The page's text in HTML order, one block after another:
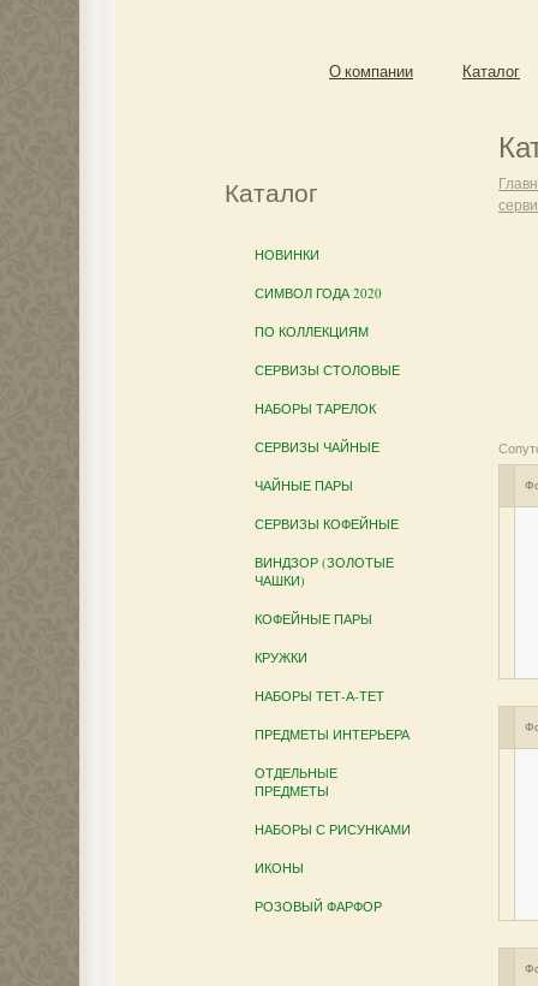
О компании Каталог
Каталог
НОВИНКИ
СИМВОЛ ГОДА 2020
ПО КОЛЛЕКЦИЯМ
СЕРВИЗЫ СТОЛОВЫЕ
НАБОРЫ ТАРЕЛОК
СЕРВИЗЫ ЧАЙНЫЕ
ЧАЙНЫЕ ПАРЫ
СЕРВИЗЫ КОФЕЙНЫЕ
ВИНДЗОР (ЗОЛОТЫЕ
ЧАШКИ)
КОФЕЙНЫЕ ПАРЫ
КРУЖКИ
НАБОРЫ ТЕТ-А-ТЕТ
ПРЕДМЕТЫ ИНТЕРЬЕРА
ОТДЕЛЬНЫЕ
ПРЕДМЕТЫ
НАБОРЫ С РИСУНКАМИ
ИКОНЫ
РОЗОВЫЙ ФАРФОР